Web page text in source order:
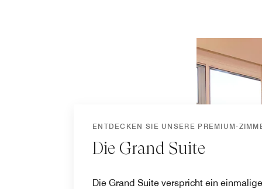
ENTDECKEN SIE UNSERE PREMIUM-
Die Grand Suite
Die Grand Suite verspricht ein